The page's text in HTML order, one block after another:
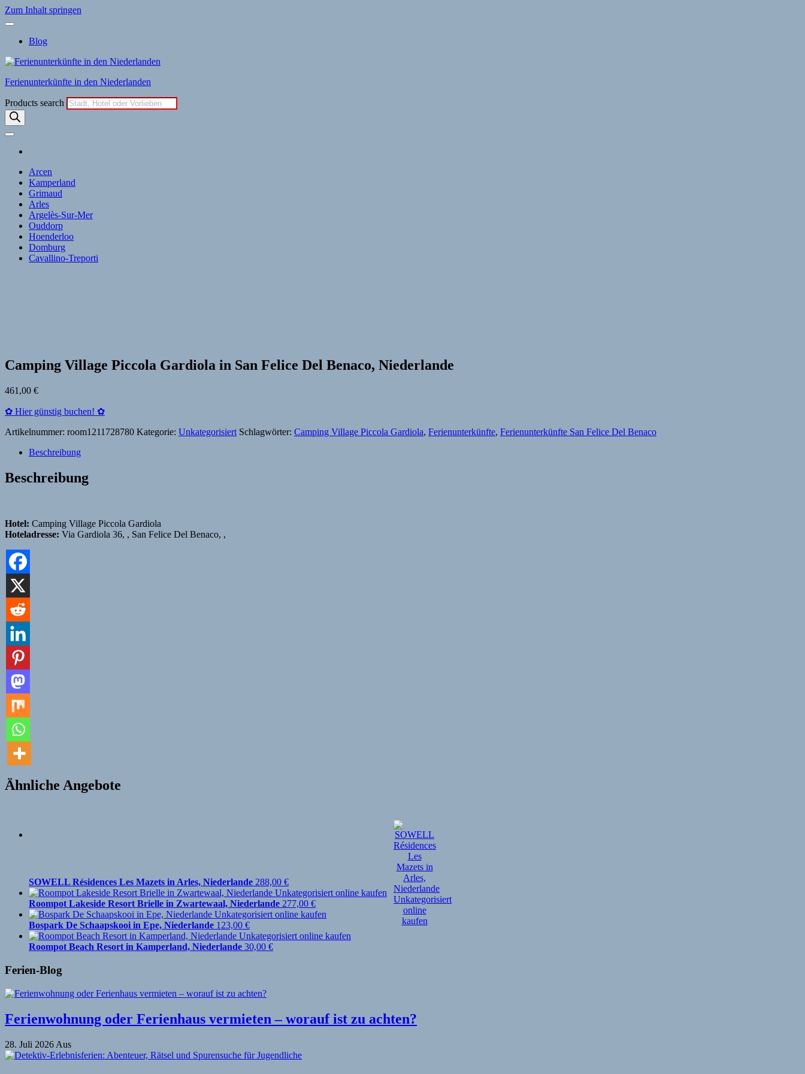
Zum Inhalt springen
Blog
Ferienunterkünfte in den Niederlanden
Products search
Arcen
Kamperland
Grimaud
Arles
Argelès-Sur-Mer
Ouddorp
Hoenderloo
Domburg
Cavallino-Treporti
Camping Village Piccola Gardiola in San Felice Del Benaco, Niederlande
461,00 €
✿ Hier günstig buchen! ✿
Artikelnummer: room1211728780 Kategorie: Unkategorisiert Schlagwörter: Camping Village Piccola Gardiola, Ferienunterkünfte, Ferienunterkünfte San Felice Del Benaco
Beschreibung
Beschreibung
Hotel: Camping Village Piccola Gardiola
Hoteladresse: Via Gardiola 36, , San Felice Del Benaco, ,
Ähnliche Angebote
SOWELL Résidences Les Mazets in Arles, Niederlande 288,00 €
Roompot Lakeside Resort Brielle in Zwartewaal, Niederlande 277,00 €
Bospark De Schaapskooi in Epe, Niederlande 123,00 €
Roompot Beach Resort in Kamperland, Niederlande 30,00 €
Ferien-Blog
Ferienwohnung oder Ferienhaus vermieten – worauf ist zu achten?
28. Juli 2026 Aus